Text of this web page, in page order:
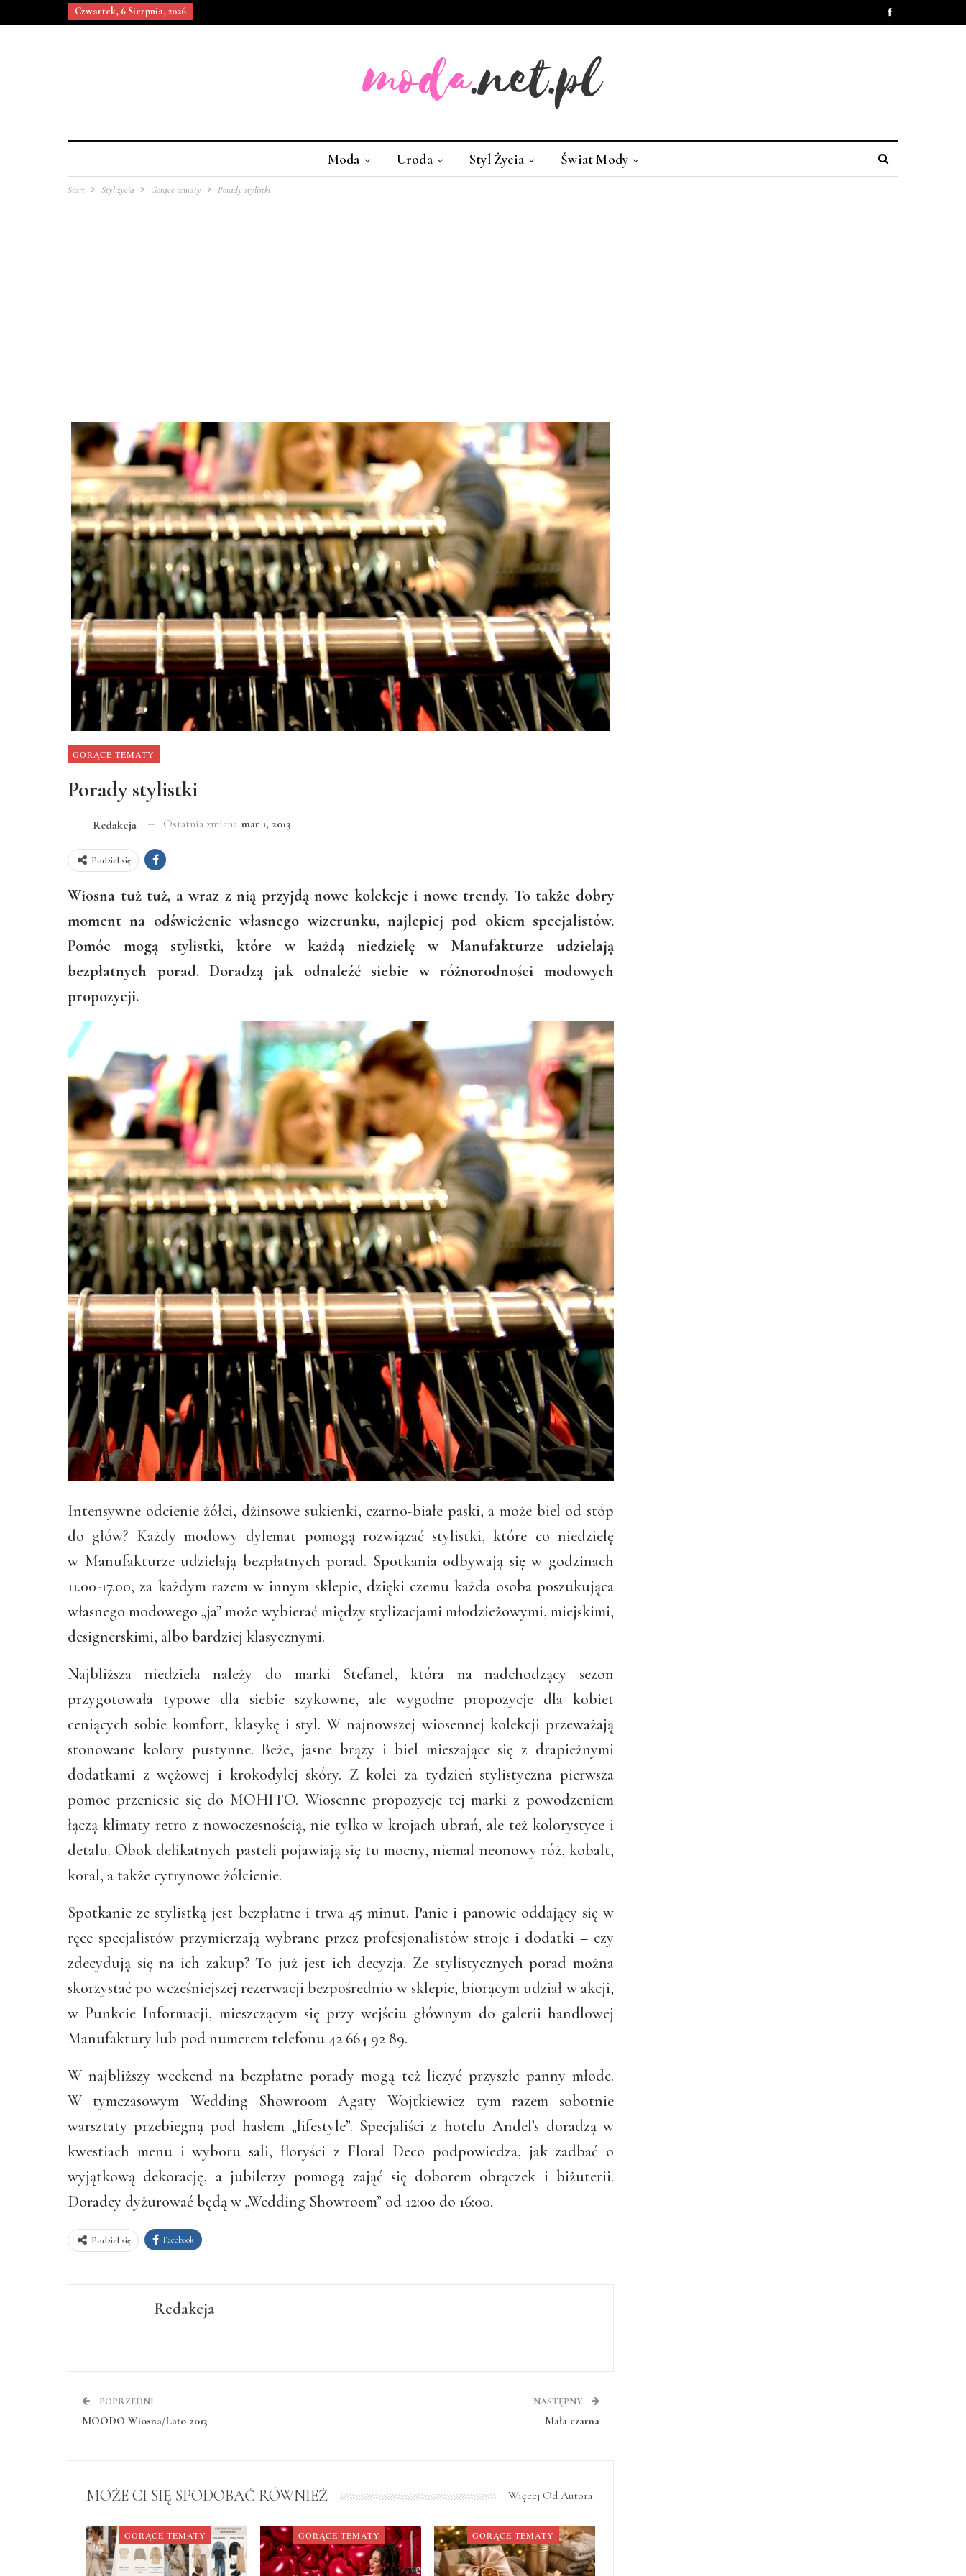
Czwartek, 6 Sierpnia, 2026
Moda Uroda Styl Życia Świat Mody
Start Styl życia Gorące tematy Porady stylistki
GORĄCE TEMATY
Porady stylistki
Redakcja Ostatnia zmiana mar 1, 2013
Podziel się
Wiosna tuż tuż, a wraz z nią przyjdą nowe kolekcje i nowe trendy. To także dobry
moment na odświeżenie własnego wizerunku, najlepiej pod okiem specjalistów.
Pomóc mogą stylistki, które w każdą niedzielę w Manufakturze udzielają
bezpłatnych porad. Doradzą jak odnaleźć siebie w różnorodności modowych
propozycji.
Intensywne odcienie żółci, dżinsowe sukienki, czarno-białe paski, a może biel od stóp
do głów? Każdy modowy dylemat pomogą rozwiązać stylistki, które co niedzielę
w Manufakturze udzielają bezpłatnych porad. Spotkania odbywają się w godzinach
11.00-17.00, za każdym razem w innym sklepie, dzięki czemu każda osoba poszukująca
własnego modowego „ja” może wybierać między stylizacjami młodzieżowymi, miejskimi,
designerskimi, albo bardziej klasycznymi.
Najbliższa niedziela należy do marki Stefanel, która na nadchodzący sezon
przygotowała typowe dla siebie szykowne, ale wygodne propozycje dla kobiet
ceniących sobie komfort, klasykę i styl. W najnowszej wiosennej kolekcji przeważają
stonowane kolory pustynne. Beże, jasne brązy i biel mieszające się z drapieżnymi
dodatkami z wężowej i krokodylej skóry. Z kolei za tydzień stylistyczna pierwsza
pomoc przeniesie się do MOHITO. Wiosenne propozycje tej marki z powodzeniem
łączą klimaty retro z nowoczesnością, nie tylko w krojach ubrań, ale też kolorystyce i
detalu. Obok delikatnych pasteli pojawiają się tu mocny, niemal neonowy róż, kobalt,
koral, a także cytrynowe żółcienie.
Spotkanie ze stylistką jest bezpłatne i trwa 45 minut. Panie i panowie oddający się w
ręce specjalistów przymierzają wybrane przez profesjonalistów stroje i dodatki – czy
zdecydują się na ich zakup? To już jest ich decyzja. Ze stylistycznych porad można
skorzystać po wcześniejszej rezerwacji bezpośrednio w sklepie, biorącym udział w akcji,
w Punkcie Informacji, mieszczącym się przy wejściu głównym do galerii handlowej
Manufaktury lub pod numerem telefonu 42 664 92 89.
W najbliższy weekend na bezpłatne porady mogą też liczyć przyszłe panny młode.
W tymczasowym Wedding Showroom Agaty Wojtkiewicz tym razem sobotnie
warsztaty przebiegną pod hasłem „lifestyle”. Specjaliści z hotelu Andel’s doradzą w
kwestiach menu i wyboru sali, floryści z Floral Deco podpowiedza, jak zadbać o
wyjątkową dekorację, a jubilerzy pomogą zająć się doborem obrączek i biżuterii.
Doradcy dyżurować będą w „Wedding Showroom” od 12:00 do 16:00.
Podziel się Facebook
Redakcja
POPRZEDNI
MOODO Wiosna/Lato 2013
NASTĘPNY
Mała czarna
MOŻE CI SIĘ SPODOBAĆ RÓWNIEŻ Więcej Od Autora
GORĄCE TEMATY GORĄCE TEMATY GORĄCE TEMATY